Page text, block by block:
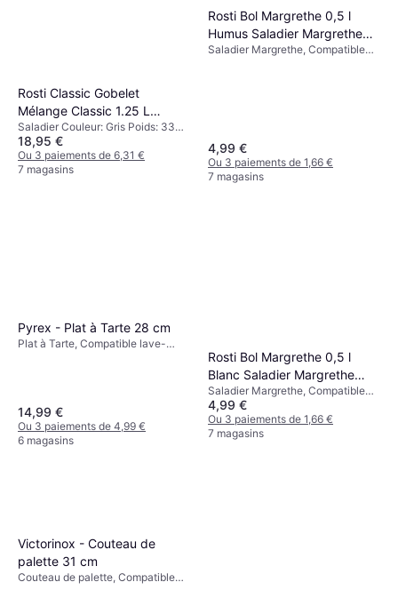
Rosti Classic Gobelet
Mélange Classic 1.25 L
Humus Saladier 15.5 cm 1.25
L
Saladier Couleur: Gris Poids: 330
g
18,95 €
Ou 3 paiements de 6,31 €
7 magasins
Rosti Bol Margrethe 0,5 l
Humus Saladier Margrethe
12.6 cm 0.5 L
Saladier Margrethe, Compatible
4,99 €
Ou 3 paiements de 1,66 €
7 magasins
Pyrex - Plat à Tarte 28 cm
Plat à Tarte, Compatible lave-
14,99 €
Ou 3 paiements de 4,99 €
6 magasins
Rosti Bol Margrethe 0,5 l
Blanc Saladier Margrethe
12.6 cm 0.5 L
Saladier Margrethe, Compatible
lave-vaisselle, Plastique Couleur:
Blanc
4,99 €
Ou 3 paiements de 1,66 €
7 magasins
Victorinox - Couteau de
palette 31 cm
Couteau de palette, Compatible